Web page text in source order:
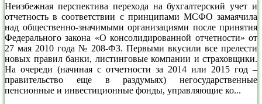
Неизбежная перспектива перехода на бухгалтерский учет и
отчетность в соответствии с принципами МСФО замаячила
над общественно-значимыми организациями после принятия
Федерального закона «О консолидированной отчетности» от
27 мая 2010 года № 208-ФЗ. Первыми вкусили все прелести
новых правил банки, листинговые компании и страховщики.
На очереди (начиная с отчетности за 2014 или 2015 год –
правительство еще в раздумьях) негосударственные
пенсионные и инвестиционные фонды, управляющие ко...